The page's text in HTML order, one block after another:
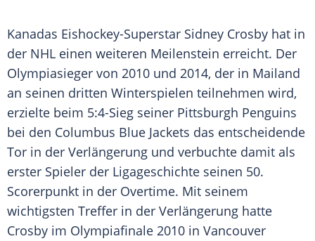
Kanadas Eishockey-Superstar Sidney Crosby hat in
der NHL einen weiteren Meilenstein erreicht. Der
Olympiasieger von 2010 und 2014, der in Mailand
an seinen dritten Winterspielen teilnehmen wird,
erzielte beim 5:4-Sieg seiner Pittsburgh Penguins
bei den Columbus Blue Jackets das entscheidende
Tor in der Verlängerung und verbuchte damit als
erster Spieler der Ligageschichte seinen 50.
Scorerpunkt in der Overtime. Mit seinem
wichtigsten Treffer in der Verlängerung hatte
Crosby im Olympiafinale 2010 in Vancouver